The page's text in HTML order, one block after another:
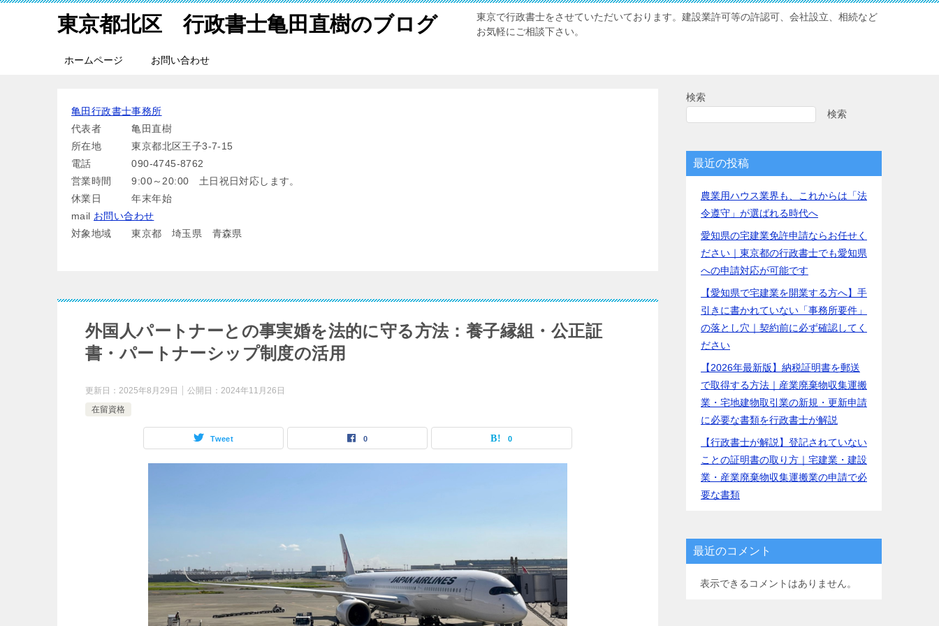
東京都北区 行政書士亀田直樹のブログ
東京で行政書士をさせていただいております。建設業許可等の許認可、会社設立、相続など
お気軽にご相談下さい。
ホームページ お問い合わせ
亀田行政書士事務所
代表者 亀田直樹
所在地 東京都北区王子3-7-15
電話 090-4745-8762
営業時間 9:00～20:00 土日祝日対応します。
休業日 年末年始
mail お問い合わせ
対象地域 東京都 埼玉県 青森県
外国人パートナーとの事実婚を法的に守る方法：養子縁組・公正証
書・パートナーシップ制度の活用
更新日： 2025年8月29日 公開日： 2024年11月26日
在留資格
Tweet 0 0
検索
検索
最近の投稿
農業用ハウス業界も、これからは「法
令遵守」が選ばれる時代へ
愛知県の宅建業免許申請ならお任せく
ださい｜東京都の行政書士でも愛知県
への申請対応が可能です
【愛知県で宅建業を開業する方へ】手
引きに書かれていない「事務所要件」
の落とし穴｜契約前に必ず確認してく
ださい
【2026年最新版】納税証明書を郵送
で取得する方法｜産業廃棄物収集運搬
業・宅地建物取引業の新規・更新申請
に必要な書類を行政書士が解説
【行政書士が解説】登記されていない
ことの証明書の取り方｜宅建業・建設
業・産業廃棄物収集運搬業の申請で必
要な書類
最近のコメント
表示できるコメントはありません。